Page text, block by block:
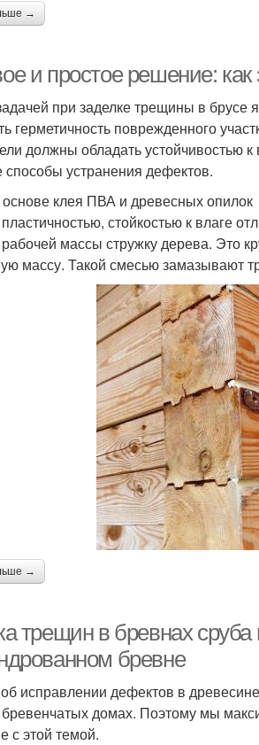
→
и простое решение:
при заделке трещины в
герметичность поврежденного
должны обладать устойчивостью
устранения дефектов.
клея ПВА и древесных опилок
стойкостью к влаге
массы стружку дерева. Это
массу. Такой смесью замазывают
→
трещин в бревнах
бревне
исправлении дефектов в
домах. Поэтому мы
с этой темой.